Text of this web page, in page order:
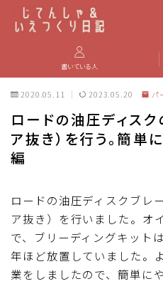
PBP(Paris-Brest-Paris)
エベレスティング
iGPSPORT
カステリ
書いている人
2020.05.11 2023.05.20 パ
ロードの油圧ディスク
ア抜き）を行う。簡
編
ロードの油圧ディスクブレ
ア抜き）を行いました。オ
で、ブリーディングキット
年ほど放置していました。
業をしましたので、簡単に